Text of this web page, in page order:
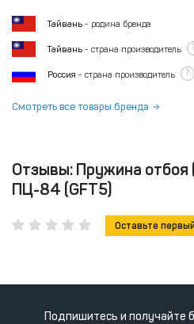
Тайвань - родина бренда
Тайвань - страна производитель
Россия - страна производитель ?
Смотреть все товары бренда
Отзывы: Пружина отбоя
ПЦ-84 (GFT5)
Оставьте
Подпишитесь и получайте